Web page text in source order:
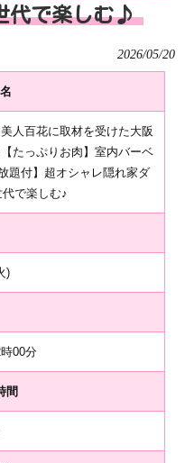
代で楽しむ♪
2026/05/20
人百花に取材を受けた大阪
たっぷりお肉】室内バーベ
題付】超オシャレ隠れ家ダ
で楽しむ♪
)
00分
間